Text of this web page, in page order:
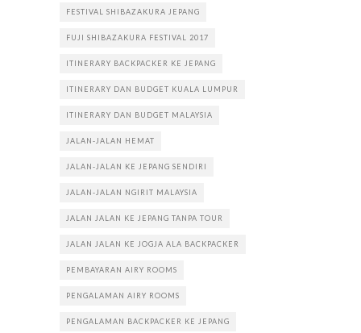
FESTIVAL SHIBAZAKURA JEPANG
FUJI SHIBAZAKURA FESTIVAL 2017
ITINERARY BACKPACKER KE JEPANG
ITINERARY DAN BUDGET KUALA LUMPUR
ITINERARY DAN BUDGET MALAYSIA
JALAN-JALAN HEMAT
JALAN-JALAN KE JEPANG SENDIRI
JALAN-JALAN NGIRIT MALAYSIA
JALAN JALAN KE JEPANG TANPA TOUR
JALAN JALAN KE JOGJA ALA BACKPACKER
PEMBAYARAN AIRY ROOMS
PENGALAMAN AIRY ROOMS
PENGALAMAN BACKPACKER KE JEPANG